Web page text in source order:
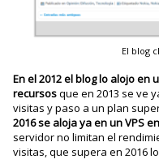
El blog
En el 2012 el blog lo alojo
recursosque en 2013 se ve
visitas y paso a un plan
2016 se aloja ya en un VPS
servidor no limitan el
visitas, que supera en 2016